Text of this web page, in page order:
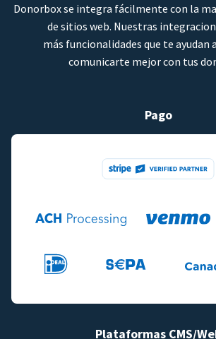
Donorbox se integra fácilmente con la
de sitios web. Nuestras
más funcionalidades que te ayudan
comunicarte mejor con tus
Pago
Plataformas CMS/